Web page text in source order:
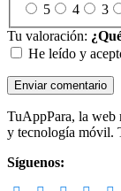
5 4 3
Tu valoración:
He leído y
Footer
TuAppPara, la web
y tecnología móvil.
Síguenos: